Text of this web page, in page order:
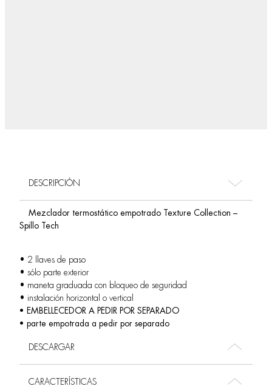
DESCRIPCIÓN
Mezclador termostático empotrado Texture Collection –
Spillo Tech
• 2 llaves de paso
• sólo parte exterior
• maneta graduada con bloqueo de seguridad
• instalación horizontal o vertical
• EMBELLECEDOR A PEDIR POR SEPARADO
• parte empotrada a pedir por separado
DESCARGAR
CARACTERÍSTICAS